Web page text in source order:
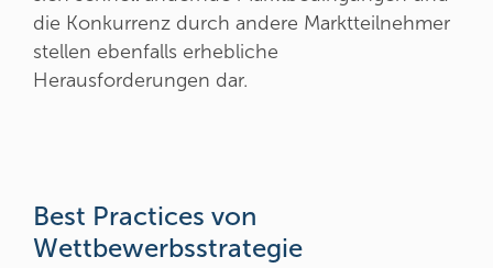
die Konkurrenz durch andere Marktteilnehmer
stellen ebenfalls erhebliche
Herausforderungen dar.
Best Practices von
Wettbewerbsstrategie